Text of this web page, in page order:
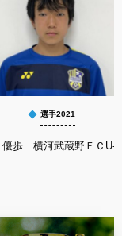
選手2021
優歩 横河武蔵野ＦＣU-